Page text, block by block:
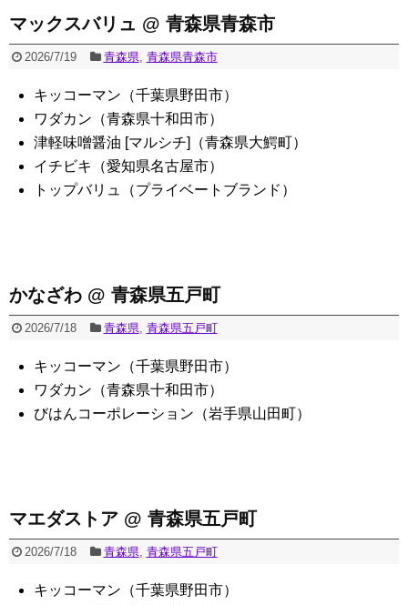
マックスバリュ @ 青森県青森市
2026/7/19 青森県, 青森県青森市
キッコーマン（千葉県野田市）
ワダカン（青森県十和田市）
津軽味噌醤油 [マルシチ]（青森県大鰐町）
イチビキ（愛知県名古屋市）
トップバリュ（プライベートブランド）
かなざわ @ 青森県五戸町
2026/7/18 青森県, 青森県五戸町
キッコーマン（千葉県野田市）
ワダカン（青森県十和田市）
びはんコーポレーション（岩手県山田町）
マエダストア @ 青森県五戸町
2026/7/18 青森県, 青森県五戸町
キッコーマン（千葉県野田市）